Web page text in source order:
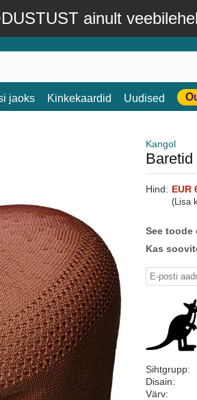
ainult
jaoks Kinkekaardid Uudised
Kangol
Baretid
Hind: EUR
(Lisa
See toode
Kas
Sihtgrupp:
Disain:
Värv: